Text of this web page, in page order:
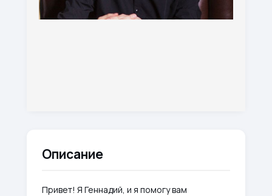
Описание
Привет! Я Геннадий, и я помогу вам